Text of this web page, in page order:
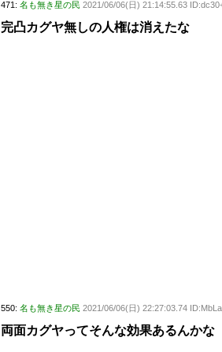
471: 名も無き星の民 2021/06/06(日) 21:14:55.63
完凸カグヤ無しの人権は消えたな
550: 名も無き星の民 2021/06/06(日) 22:27:03.74
両面カグヤってそんな効果あるんかな